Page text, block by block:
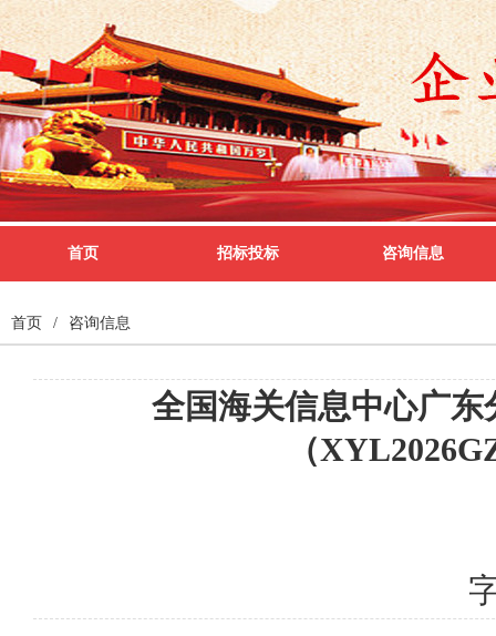
首页 招标投标 咨询信息
首页 / 咨询信息
全国海关信息中心广东
（
字